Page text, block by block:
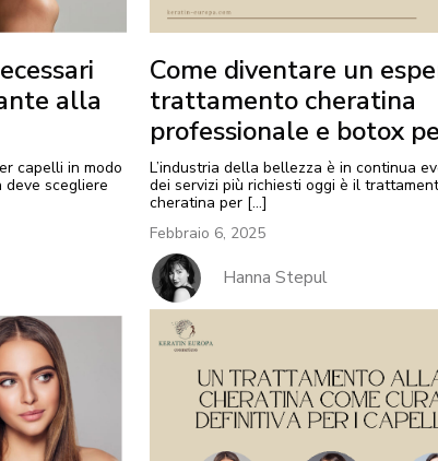
alla
capelli in modo
scegliere
Come diventare un
trattamento cheratina
professionale e botox
L’industria della bellezza è in continua
dei servizi più richiesti oggi è il
cheratina per […]
Febbraio 6, 2025
Hanna Stepul